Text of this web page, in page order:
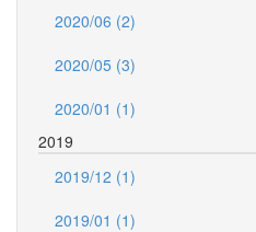
2020/06 (2)
2020/05 (3)
2020/01 (1)
2019
2019/12 (1)
2019/01 (1)